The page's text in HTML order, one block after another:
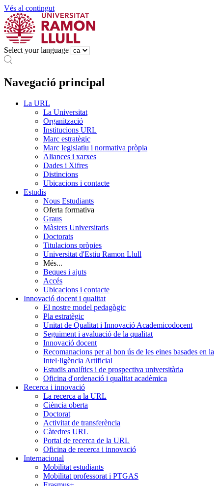
Vés al contingut
Select your language
Navegació principal
La URL
La Universitat
Organització
Institucions URL
Marc estratègic
Marc legislatiu i normativa pròpia
Aliances i xarxes
Dades i Xifres
Distincions
Ubicacions i contacte
Estudis
Nous Estudiants
Oferta formativa
Graus
Màsters Universitaris
Doctorats
Titulacions pròpies
Universitat d'Estiu Ramon Llull
Més...
Beques i ajuts
Accés
Ubicacions i contacte
Innovació docent i qualitat
El nostre model pedagògic
Pla estratègic
Unitat de Qualitat i Innovació Academicodocent
Seguiment i avaluació de la qualitat
Innovació docent
Recomanacions per al bon ús de les eines basades en la
Intel·ligència Artificial
Estudis analítics i de prospectiva universitària
Oficina d'ordenació i qualitat acadèmica
Recerca i innovació
La recerca a la URL
Ciència oberta
Doctorat
Activitat de transferència
Càtedres URL
Portal de recerca de la URL
Oficina de recerca i innovació
Internacional
Mobilitat estudiants
Mobilitat professorat i PTGAS